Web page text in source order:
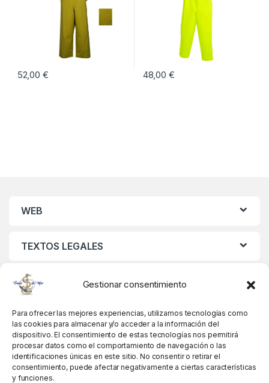
Gestionar consentimiento
Para ofrecer las mejores experiencias, utilizamos tecnologías como
las cookies para almacenar y/o acceder a la información del
dispositivo. El consentimiento de estas tecnologías nos permitirá
procesar datos como el comportamiento de navegación o las
identificaciones únicas en este sitio. No consentir o retirar el
consentimiento, puede afectar negativamente a ciertas características
y funciones.
52,00 € 48,00 €
WEB
TEXTOS LEGALES
MIS DATOS